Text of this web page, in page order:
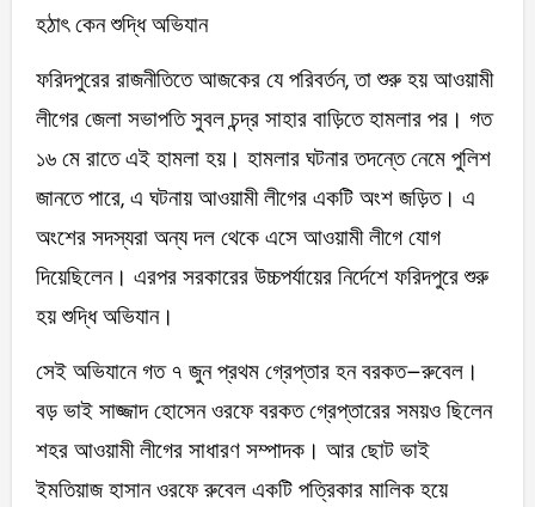
হঠাৎ কেন শুদ্ধি অভিযান
ফরিদপুরের রাজনীতিতে আজকের যে পরিবর্তন, তা শুরু হয় আওয়ামী
লীগের জেলা সভাপতি সুবল চন্দ্র সাহার বাড়িতে হামলার পর। গত
১৬ মে রাতে এই হামলা হয়। হামলার ঘটনার তদন্তে নেমে পুলিশ
জানতে পারে, এ ঘটনায় আওয়ামী লীগের একটি অংশ জড়িত। এ
অংশের সদস্যরা অন্য দল থেকে এসে আওয়ামী লীগে যোগ
দিয়েছিলেন। এরপর সরকারের উচ্চপর্যায়ের নির্দেশে ফরিদপুরে শুরু
হয় শুদ্ধি অভিযান।
সেই অভিযানে গত ৭ জুন প্রথম গ্রেপ্তার হন বরকত–রুবেল।
বড় ভাই সাজ্জাদ হোসেন ওরফে বরকত গ্রেপ্তারের সময়ও ছিলেন
শহর আওয়ামী লীগের সাধারণ সম্পাদক। আর ছোট ভাই
ইমতিয়াজ হাসান ওরফে রুবেল একটি পত্রিকার মালিক হয়ে